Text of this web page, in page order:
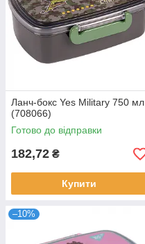
Ланч-бокс Yes Military 750 мл
(708066)
Готово до відправки
182,72 ₴
Купити
–10%